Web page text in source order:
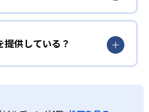
供している？